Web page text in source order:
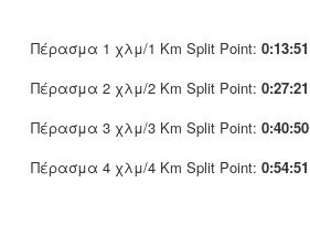
Πέρασμα 1 χλμ/1 Km Split Point: 0:13:51
Πέρασμα 2 χλμ/2 Km Split Point: 0:27:21
Πέρασμα 3 χλμ/3 Km Split Point: 0:40:50
Πέρασμα 4 χλμ/4 Km Split Point: 0:54:51